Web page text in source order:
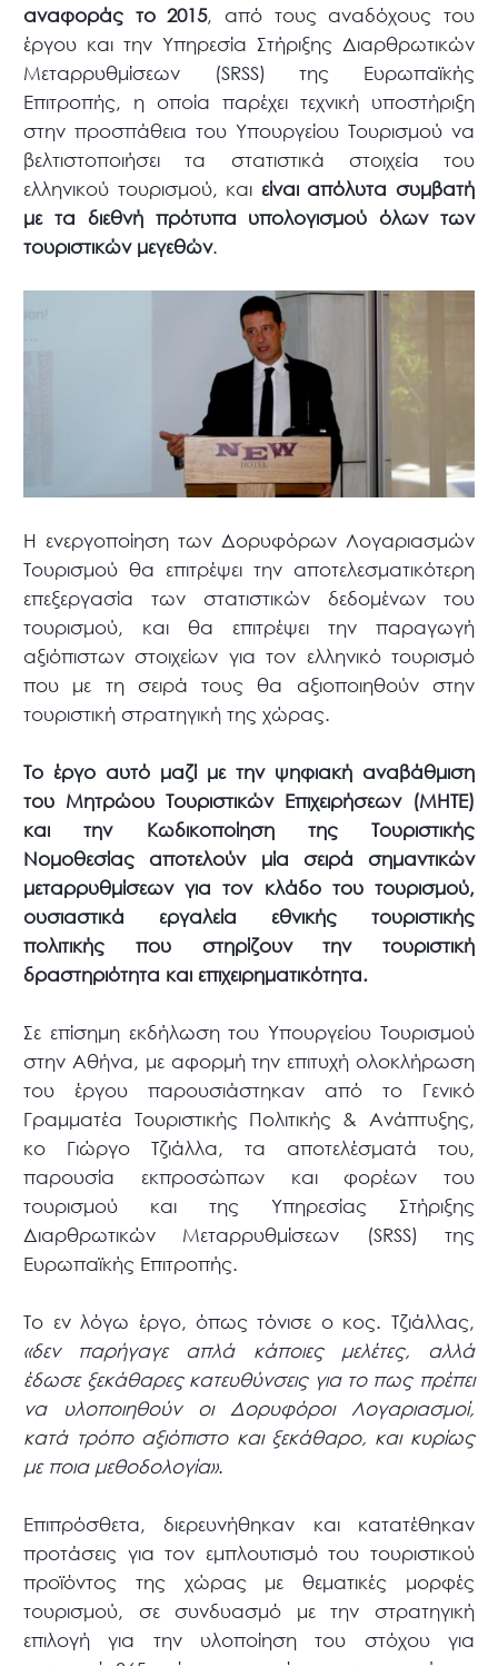
αναφοράς το 2015, από τους αναδόχους του
έργου και την Υπηρεσία Στήριξης Διαρθρωτικών
Μεταρρυθμίσεων (SRSS) της Ευρωπαϊκής
Επιτροπής, η οποία παρέχει τεχνική υποστήριξη
στην προσπάθεια του Υπουργείου Τουρισμού να
βελτιστοποιήσει τα στατιστικά στοιχεία του
ελληνικού τουρισμού, και είναι απόλυτα συμβατή
με τα διεθνή πρότυπα υπολογισμού όλων των
τουριστικών μεγεθών.
Η ενεργοποίηση των Δορυφόρων Λογαριασμών
Τουρισμού θα επιτρέψει την αποτελεσματικότερη
επεξεργασία των στατιστικών δεδομένων του
τουρισμού, και θα επιτρέψει την παραγωγή
αξιόπιστων στοιχείων για τον ελληνικό τουρισμό
που με τη σειρά τους θα αξιοποιηθούν στην
τουριστική στρατηγική της χώρας.
Το έργο αυτό μαζί με την ψηφιακή αναβάθμιση
του Μητρώου Τουριστικών Επιχειρήσεων (ΜΗΤΕ)
και την Κωδικοποίηση της Τουριστικής
Νομοθεσίας αποτελούν μία σειρά σημαντικών
μεταρρυθμίσεων για τον κλάδο του τουρισμού,
ουσιαστικά εργαλεία εθνικής τουριστικής
πολιτικής που στηρίζουν την τουριστική
δραστηριότητα και επιχειρηματικότητα.
Σε επίσημη εκδήλωση του Υπουργείου Τουρισμού
στην Αθήνα, με αφορμή την επιτυχή ολοκλήρωση
του έργου παρουσιάστηκαν από το Γενικό
Γραμματέα Τουριστικής Πολιτικής & Ανάπτυξης,
κο Γιώργο Τζιάλλα, τα αποτελέσματά του,
παρουσία εκπροσώπων και φορέων του
τουρισμού και της Υπηρεσίας Στήριξης
Διαρθρωτικών Μεταρρυθμίσεων (SRSS) της
Ευρωπαϊκής Επιτροπής.
Το εν λόγω έργο, όπως τόνισε ο κος. Τζιάλλας,
«δεν παρήγαγε απλά κάποιες μελέτες, αλλά
έδωσε ξεκάθαρες κατευθύνσεις για το πως πρέπει
να υλοποιηθούν οι Δορυφόροι Λογαριασμοί,
κατά τρόπο αξιόπιστο και ξεκάθαρο, και κυρίως
με ποια μεθοδολογία».
Επιπρόσθετα, διερευνήθηκαν και κατατέθηκαν
προτάσεις για τον εμπλουτισμό του τουριστικού
προϊόντος της χώρας με θεματικές μορφές
τουρισμού, σε συνδυασμό με την στρατηγική
επιλογή για την υλοποίηση του στόχου για